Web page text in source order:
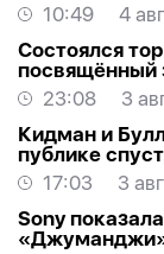
10:49
4
Состоялся
посвящённый
23:08
3
Кидман и
публике
17:03
3
Sony